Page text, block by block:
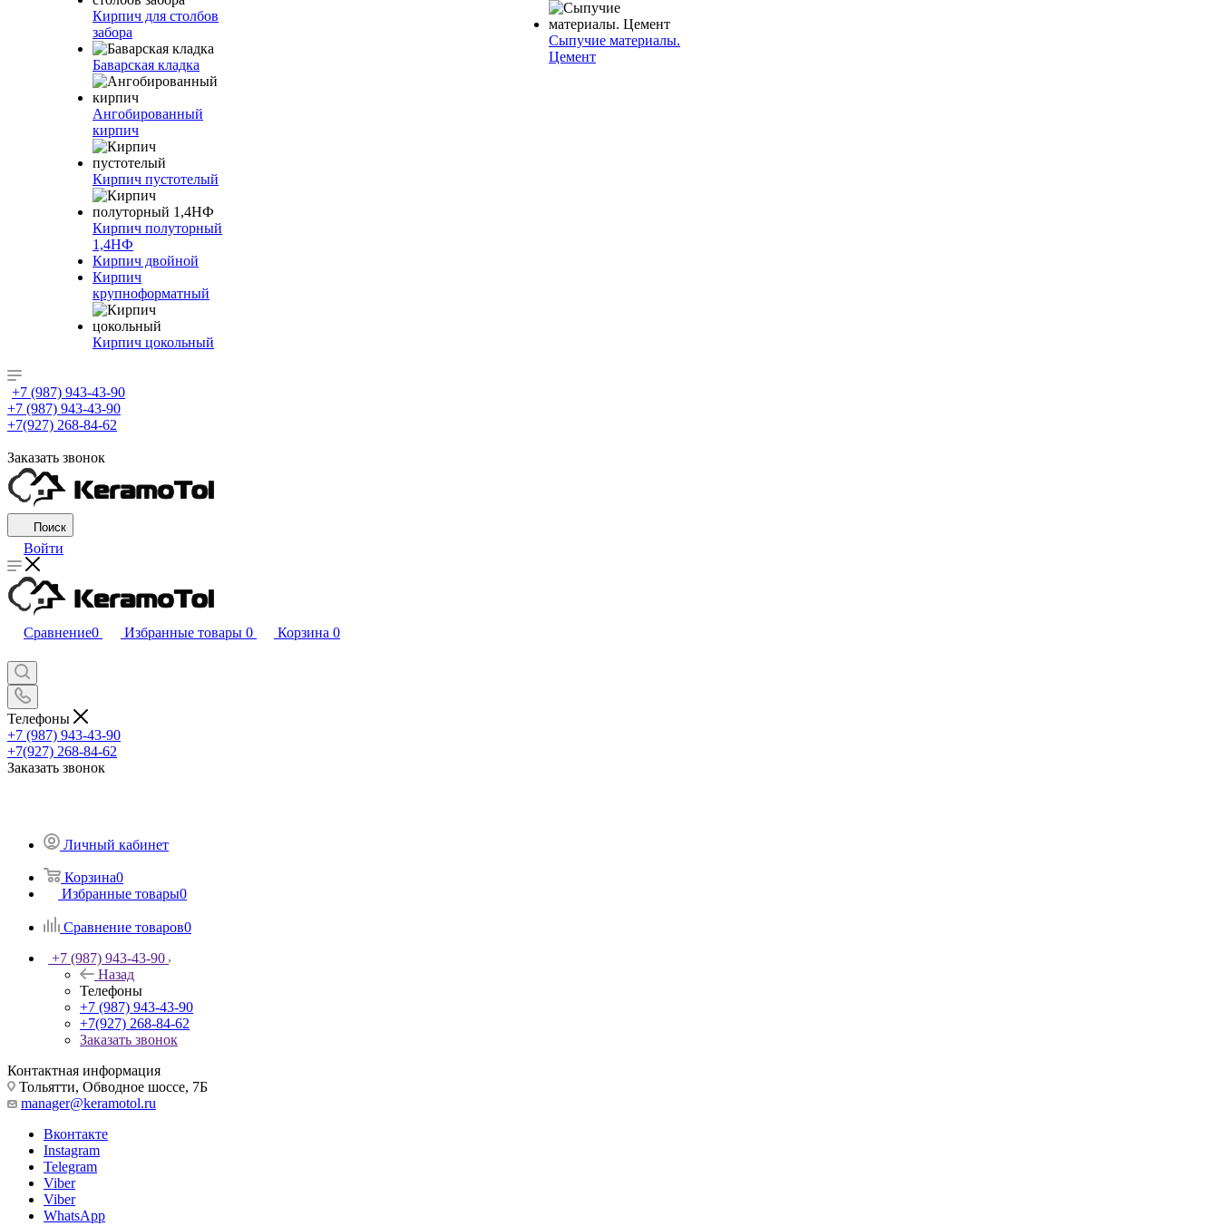
Кирпич для столбов
забора
Баварская кладка
Ангобированный
кирпич
Кирпич пустотелый
Кирпич полуторный
1,4НФ
Кирпич двойной
Кирпич
крупноформатный
Кирпич цокольный
Сыпучие материалы.
Цемент
+7 (987) 943-43-90
+7 (987) 943-43-90
+7(927) 268-84-62
Заказать звонок
Поиск
Войти
Сравнение0 Избранные товары 0 Корзина 0
Телефоны
+7 (987) 943-43-90
+7(927) 268-84-62
Заказать звонок
Личный кабинет
Корзина0
Избранные товары0
Сравнение товаров0
+7 (987) 943-43-90
Назад
Телефоны
+7 (987) 943-43-90
+7(927) 268-84-62
Заказать звонок
Контактная информация
Тольятти, Обводное шоссе, 7Б
manager@keramotol.ru
Вконтакте
Instagram
Telegram
Viber
Viber
WhatsApp